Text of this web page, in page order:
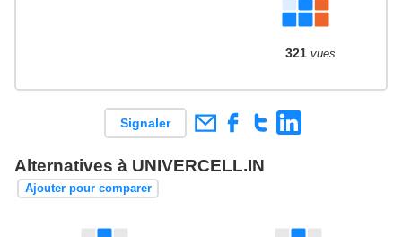
321 vues
Signaler
Alternatives à UNIVERCELL.IN
Ajouter pour comparer